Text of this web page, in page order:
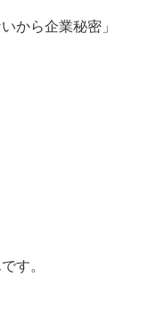
から企業秘密」
す。